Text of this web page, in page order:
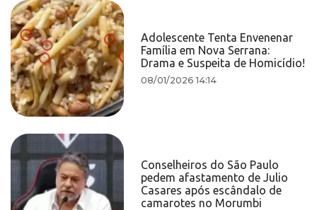
Adolescente Tenta Envenenar
Família em Nova Serrana:
Drama e Suspeita de Homicídio!
08/01/2026 14:14
Conselheiros do São Paulo
pedem afastamento de Julio
Casares após escândalo de
camarotes no Morumbi